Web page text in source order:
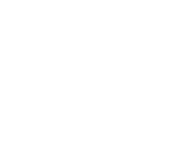
Основанная в 1956
высшим учебным
имя Михаила Ивановича